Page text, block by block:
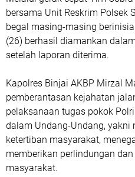
bersama Unit Reskrim Polsek
begal masing-masing
(26) berhasil diamankan
setelah laporan diterima.
Kapolres Binjai AKBP Mirzal
pemberantasan kejahatan
pelaksanaan tugas pokok
dalam Undang-Undang, yakni
ketertiban masyarakat,
memberikan perlindungan
masyarakat.